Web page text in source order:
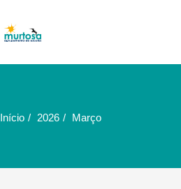
AE Murtosa
Agrupamento de Escolas da
Murtosa
Início 2026 Março